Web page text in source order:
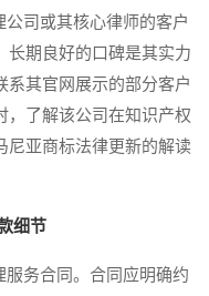
司或其核心律师的客户
长期良好的口碑是其实力
系其官网展示的部分客户
，了解该公司在知识产权
尼亚商标法律更新的解读
细节
务合同。合同应明确约